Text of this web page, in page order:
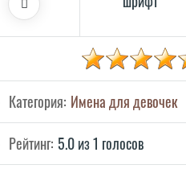
Категория: Имена для девочек
Рейтинг: 5.0 из 1 голосов